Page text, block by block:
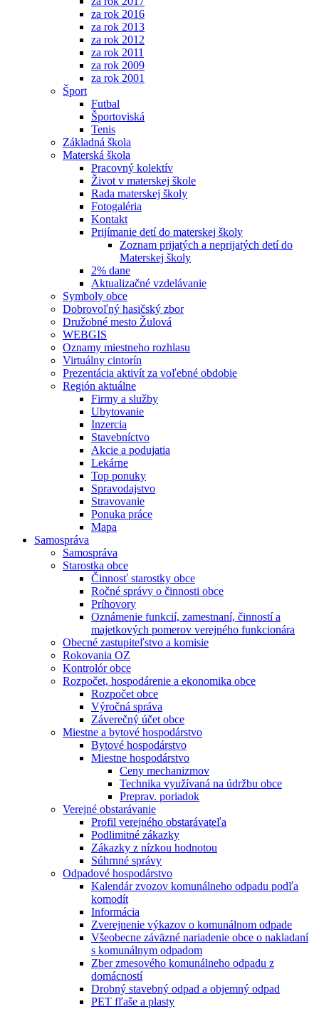
za rok 2016
za rok 2013
za rok 2012
za rok 2011
za rok 2009
za rok 2001
Šport
Futbal
Športoviská
Tenis
Základná škola
Materská škola
Pracovný kolektív
Život v materskej škole
Rada materskej školy
Fotogaléria
Kontakt
Prijímanie detí do materskej školy
Zoznam prijatých a neprijatých detí do
Materskej školy
2% dane
Aktualizačné vzdelávanie
Symboly obce
Dobrovoľný hasičský zbor
Družobné mesto Žulová
WEBGIS
Oznamy miestneho rozhlasu
Virtuálny cintorín
Prezentácia aktivít za voľebné obdobie
Región aktuálne
Firmy a služby
Ubytovanie
Inzercia
Stavebníctvo
Akcie a podujatia
Lekárne
Top ponuky
Spravodajstvo
Stravovanie
Ponuka práce
Mapa
Samospráva
Samospráva
Starostka obce
Činnosť starostky obce
Ročné správy o činnosti obce
Príhovory
Oznámenie funkcií, zamestnaní, činností a
majetkových pomerov verejného funkcionára
Obecné zastupiteľstvo a komisie
Rokovania OZ
Kontrolór obce
Rozpočet, hospodárenie a ekonomika obce
Rozpočet obce
Výročná správa
Záverečný účet obce
Miestne a bytové hospodárstvo
Bytové hospodárstvo
Miestne hospodárstvo
Ceny mechanizmov
Technika využívaná na údržbu obce
Preprav. poriadok
Verejné obstarávanie
Profil verejného obstarávateľa
Podlimitné zákazky
Zákazky z nízkou hodnotou
Súhrnné správy
Odpadové hospodárstvo
Kalendár zvozov komunálneho odpadu podľa
komodít
Informácia
Zverejnenie výkazov o komunálnom odpade
Všeobecne záväzné nariadenie obce o nakladaní
s komunálnym odpadom
Zber zmesového komunálneho odpadu z
domácností
Drobný stavebný odpad a objemný odpad
PET fľaše a plasty